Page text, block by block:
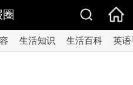
生活知识 生活百科 英